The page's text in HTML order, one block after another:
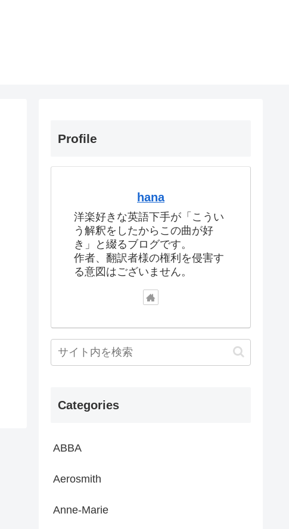
Profile
hana
洋楽好きな英語下手が「こうい
う解釈をしたからこの曲が好
き」と綴るブログです。
作者、翻訳者様の権利を侵害す
る意図はございません。
Categories
ABBA
Aerosmith
Anne-Marie